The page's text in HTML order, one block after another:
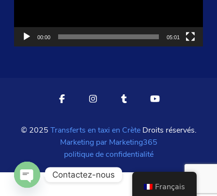
00:00 05:01
© 2025 Transferts en taxi en CrèteDroits réservés.
Marketing par Marketing365
politique de confidentialité
Français
Contactez-nous